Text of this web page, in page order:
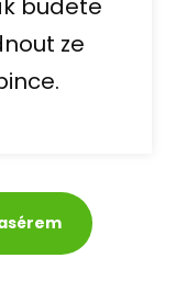
budete
ze